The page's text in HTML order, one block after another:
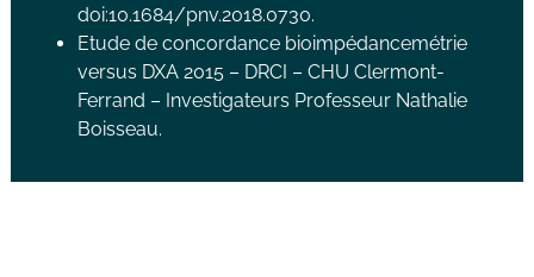
doi:10.1684/pnv.2018.0730.
Etude de concordance bioimpédancemétrie
versus DXA 2015 – DRCI – CHU Clermont-
Ferrand – Investigateurs Professeur Nathalie
Boisseau.